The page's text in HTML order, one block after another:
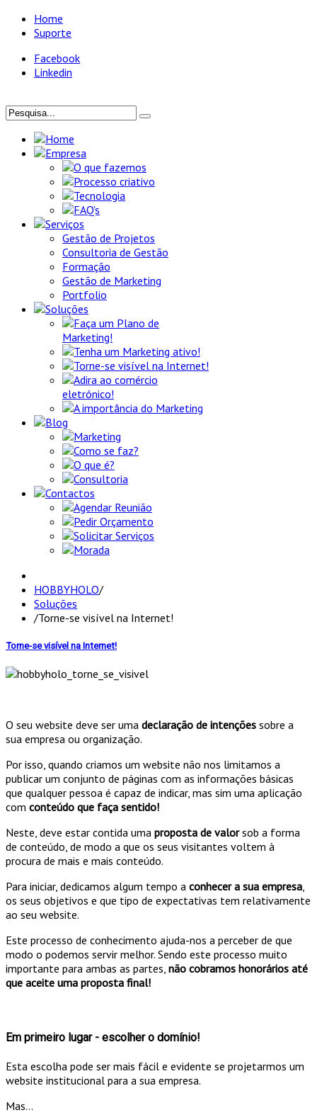
Home
Suporte
Facebook
Linkedin
Home
Empresa
O que fazemos
Processo criativo
Tecnologia
FAQ's
Serviços
Gestão de Projetos
Consultoria de Gestão
Formação
Gestão de Marketing
Portfolio
Soluções
Faça um Plano de
Marketing!
Tenha um Marketing ativo!
Torne-se visível na Internet!
Adira ao comércio
eletrónico!
A importância do Marketing
Blog
Marketing
Como se faz?
O que é?
Consultoria
Contactos
Agendar Reunião
Pedir Orçamento
Solicitar Serviços
Morada
HOBBYHOLO/
Soluções
/Torne-se visível na Internet!
Torne-se visível na Internet!
O seu website deve ser uma declaração de intenções sobre a
sua empresa ou organização.
Por isso, quando criamos um website não nos limitamos a
publicar um conjunto de páginas com as informações básicas
que qualquer pessoa é capaz de indicar, mas sim uma aplicação
com conteúdo que faça sentido!
Neste, deve estar contida uma proposta de valorsob a forma
de conteúdo, de modo a que os seus visitantes voltem à
procura de mais e mais conteúdo.
Para iniciar, dedicamos algum tempo a conhecer a sua empresa,
os seus objetivos e que tipo de expectativas tem relativamente
ao seu website.
Este processo de conhecimento ajuda-nos a perceber de que
modo o podemos servir melhor. Sendo este processo muito
importante para ambas as partes, não cobramos honorários até
que aceite uma proposta final!
Em primeiro lugar - escolher o domínio!
Esta escolha pode ser mais fácil e evidente se projetarmos um
website institucional para a sua empresa.
Mas...